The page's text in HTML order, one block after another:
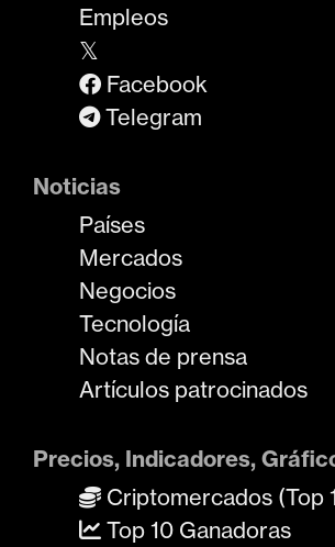
Empleos
𝕏
Facebook
Telegram
Noticias
Países
Mercados
Negocios
Tecnología
Notas de prensa
Artículos patrocinados
Precios, Indicadores,
Criptomercados (Top
Top 10 Ganadoras